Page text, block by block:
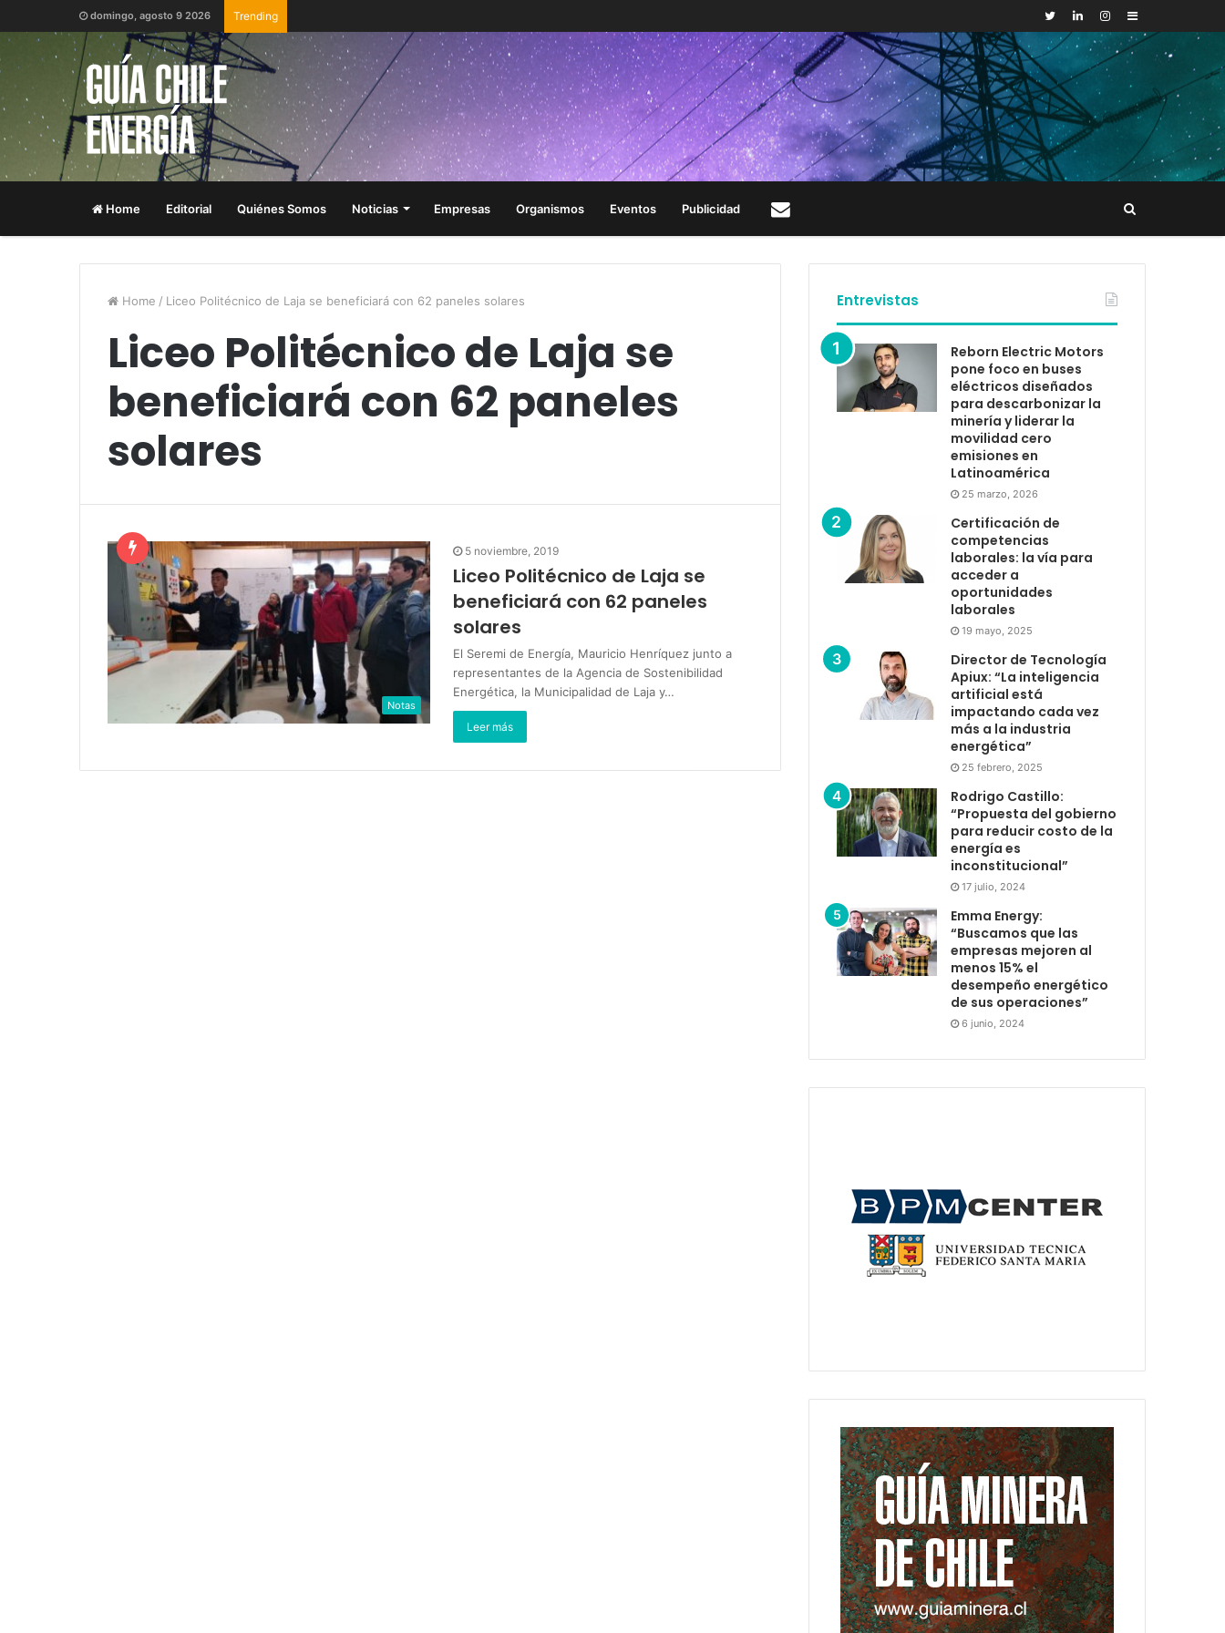
domingo, agosto 9 2026 Trending Sidebar
Home Editorial Quiénes Somos Noticias Empresas Organismos Eventos Publicidad
Home / Liceo Politécnico de Laja se beneficiará con 62 paneles solares
Liceo Politécnico de Laja se
beneficiará con 62 paneles
solares
Notas
5 noviembre, 2019
Liceo Politécnico de Laja se
beneficiará con 62 paneles
solares
El Seremi de Energía, Mauricio Henríquez junto a
representantes de la Agencia de Sostenibilidad
Energética, la Municipalidad de Laja y…
Leer más
Entrevistas
Reborn Electric Motors
pone foco en buses
eléctricos diseñados
para descarbonizar la
minería y liderar la
movilidad cero
emisiones en
Latinoamérica
25 marzo, 2026
Certificación de
competencias
laborales: la vía para
acceder a
oportunidades
laborales
19 mayo, 2025
Director de Tecnología
Apiux: “La inteligencia
artificial está
impactando cada vez
más a la industria
energética”
25 febrero, 2025
Rodrigo Castillo:
“Propuesta del gobierno
para reducir costo de la
energía es
inconstitucional”
17 julio, 2024
Emma Energy:
“Buscamos que las
empresas mejoren al
menos 15% el
desempeño energético
de sus operaciones”
6 junio, 2024